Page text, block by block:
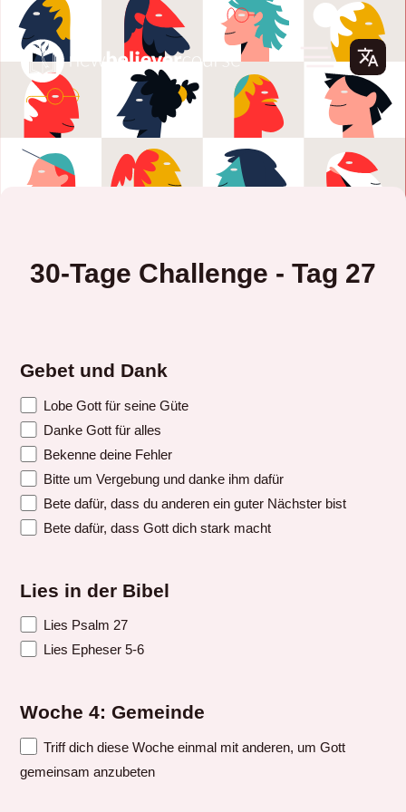
30-Tage Challenge - Tag 27
Gebet und Dank
Lobe Gott für seine Güte
Danke Gott für alles
Bekenne deine Fehler
Bitte um Vergebung und danke ihm dafür
Bete dafür, dass du anderen ein guter Nächster bist
Bete dafür, dass Gott dich stark macht
Lies in der Bibel
Lies Psalm 27
Lies Epheser 5-6
Woche 4: Gemeinde
Triff dich diese Woche einmal mit anderen, um Gott
gemeinsam anzubeten